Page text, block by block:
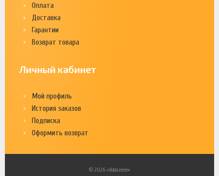
Оплата
Доставка
Гарантии
Возврат товара
Личный кабинет
Мой профиль
История заказов
Подписка
Оформить возврат
© 2026 «Vodazone»